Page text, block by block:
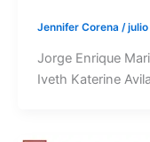
Jennifer Corena /
Jorge Enrique
Iveth Katerine